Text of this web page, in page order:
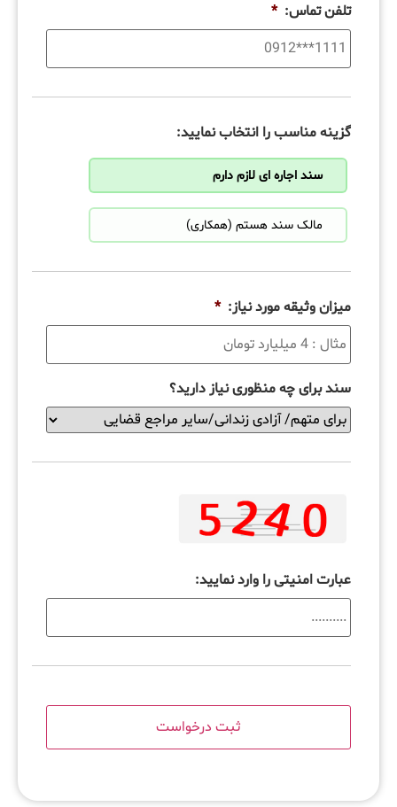
تلفن تماس: *
گزینه مناسب را انتخاب نمایید:
سند اجاره ای لازم دارم
مالک سند هستم (همکاری)
میزان وثیقه مورد نیاز: *
سند برای چه منظوری نیاز دارید؟
عبارت امنیتی را وارد نمایید: